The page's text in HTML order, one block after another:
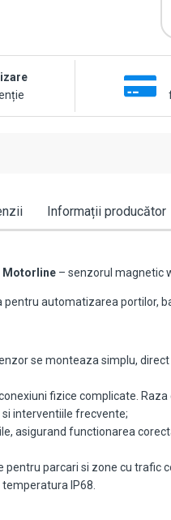
Informații producător
Motorline – senzorul magnetic
automatizarea portilor,
se monteaza simplu,
fizice complicate.
interventiile frecvente;
asigurand functionarea
parcari si zone cu trafic
IP68.